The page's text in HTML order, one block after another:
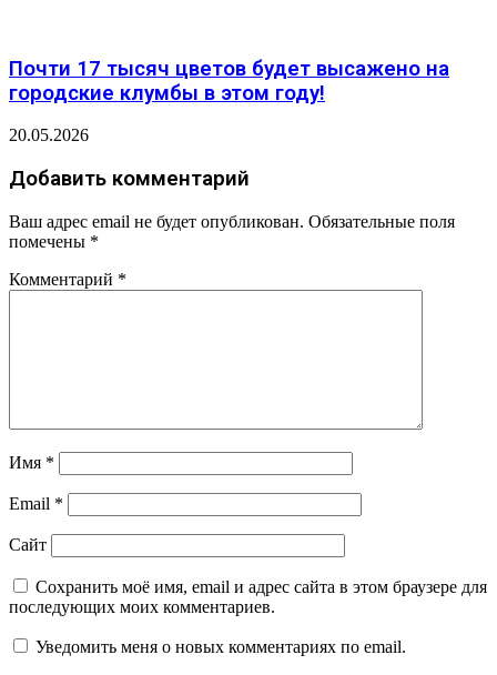
Почти 17 тысяч цветов будет высажено на
городские клумбы в этом году!
20.05.2026
Добавить комментарий
Ваш адрес email не будет опубликован. Обязательные поля
помечены *
Комментарий *
Имя *
Email *
Сайт
Сохранить моё имя, email и адрес сайта в этом браузере для
последующих моих комментариев.
Уведомить меня о новых комментариях по email.